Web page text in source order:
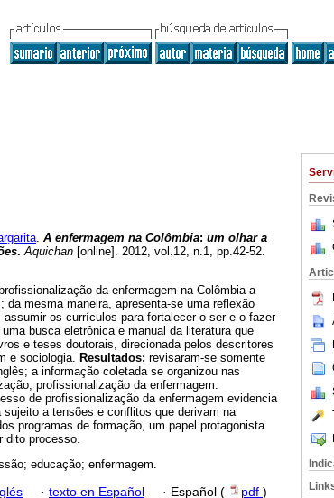
. A enfermagem na Colômbia: um olhar a
. Aquichan [online]. 2012, vol.12, n.1, pp.42-52.
da enfermagem na Colômbia a
da mesma maneira, apresenta-se uma reflexão
os currículos para fortalecer o ser e o fazer
busca eletrônica e manual da literatura que
e teses doutorais, direcionada pelos descritores
e sociologia. Resultados: revisaram-se somente
a informação coletada se organizou nas
profissionalização da enfermagem.
de profissionalização da enfermagem evidencia
a tensões e conflitos que derivam na
programas de formação, um papel protagonista
dito processo.
educação; enfermagem.
· texto en Español · Español ( pdf )